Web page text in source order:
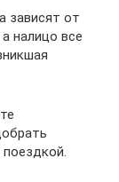
зависят от
налицо все